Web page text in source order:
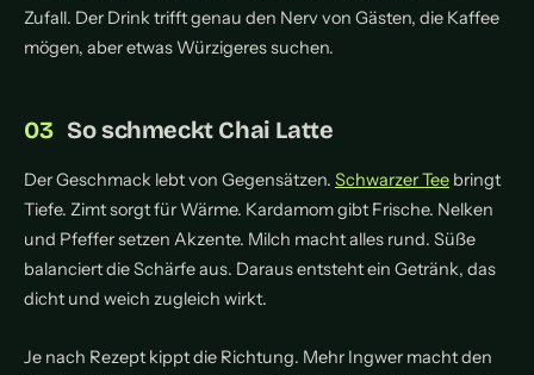
Zufall. Der Drink trifft genau den Nerv von Gästen, die Kaffee
mögen, aber etwas Würzigeres suchen.
So schmeckt Chai Latte
Der Geschmack lebt von Gegensätzen. Schwarzer Tee bringt
Tiefe. Zimt sorgt für Wärme. Kardamom gibt Frische. Nelken
und Pfeffer setzen Akzente. Milch macht alles rund. Süße
balanciert die Schärfe aus. Daraus entsteht ein Getränk, das
dicht und weich zugleich wirkt.
Je nach Rezept kippt die Richtung. Mehr Ingwer macht den